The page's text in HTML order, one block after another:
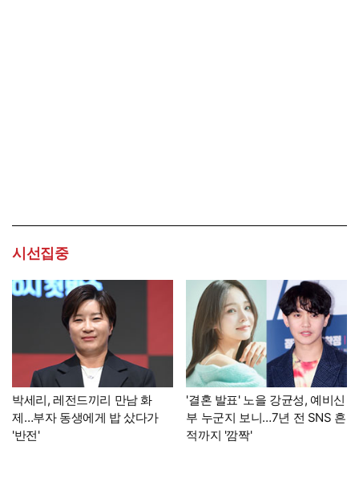
시선집중
박세리, 레전드끼리 만남 화
제…부자 동생에게 밥 샀다가
'반전'
'결혼 발표' 노을 강균성, 예비신
부 누군지 보니…7년 전 SNS 흔
적까지 '깜짝'